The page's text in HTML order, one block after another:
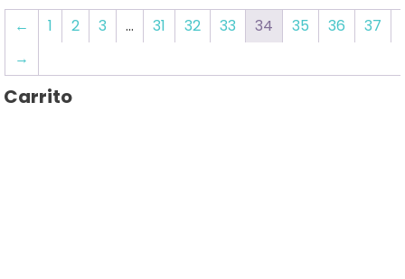
← 1 2 3 … 31 32 33 34 35 36
37
→
Carrito